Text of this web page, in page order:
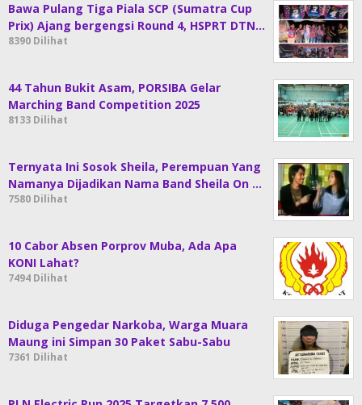
Bawa Pulang Tiga Piala SCP (Sumatra Cup
Prix) Ajang bergengsi Round 4, HSPRT DTN…
8390 Dilihat
44 Tahun Bukit Asam, PORSIBA Gelar
Marching Band Competition 2025
8133 Dilihat
Ternyata Ini Sosok Sheila, Perempuan Yang
Namanya Dijadikan Nama Band Sheila On …
7580 Dilihat
10 Cabor Absen Porprov Muba, Ada Apa
KONI Lahat?
7494 Dilihat
Diduga Pengedar Narkoba, Warga Muara
Maung ini Simpan 30 Paket Sabu-Sabu
7361 Dilihat